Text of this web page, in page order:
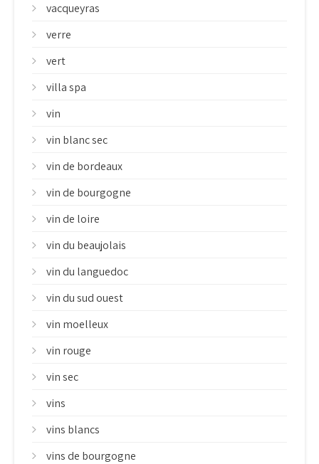
vacqueyras
verre
vert
villa spa
vin
vin blanc sec
vin de bordeaux
vin de bourgogne
vin de loire
vin du beaujolais
vin du languedoc
vin du sud ouest
vin moelleux
vin rouge
vin sec
vins
vins blancs
vins de bourgogne